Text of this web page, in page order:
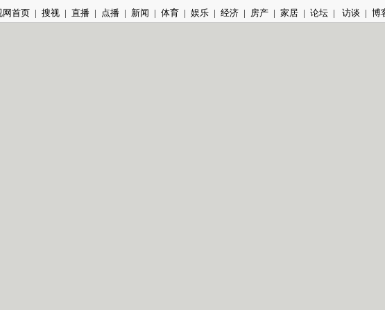
网首页 | 搜视 | 直播 | 点播 | 新闻 | 体育 | 娱乐 | 经济 | 房产 | 家居 | 论坛 | 访谈 | 博